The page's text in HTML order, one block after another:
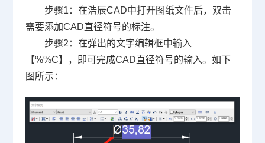
步骤1：在浩辰CAD中打开图纸文件后，双击
需要添加CAD直径符号的标注。
步骤2：在弹出的文字编辑框中输入
【%%C】，即可完成CAD直径符号的输入。如下
图所示：